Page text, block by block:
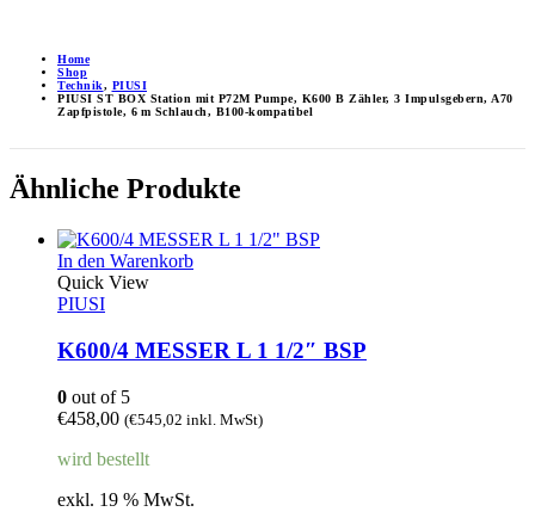
Home
Shop
Technik, PIUSI
PIUSI ST BOX Station mit P72M Pumpe, K600 B Zähler, 3 Impulsgebern, A70
Zapfpistole, 6 m Schlauch, B100-kompatibel
Ähnliche Produkte
In den Warenkorb
Quick View
PIUSI
K600/4 MESSER L 1 1/2″ BSP
0 out of 5
€458,00 (€545,02 inkl. MwSt)
wird bestellt
exkl. 19 % MwSt.